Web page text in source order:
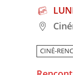
CINÉ-